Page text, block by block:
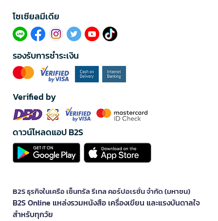
โซเซียลมีเดีย​
รองรับการชำระเงิน
Verified by
ดาวน์โหลดแอป B2S
B2S ธุรกิจในเครือ เซ็นทรัล รีเทล คอร์ปอเรชั่น จำกัด (มหาชน)
B2S Online แหล่งรวมหนังสือ เครื่องเขียน และแรงบันดาลใจ
สำหรับทุกวัย